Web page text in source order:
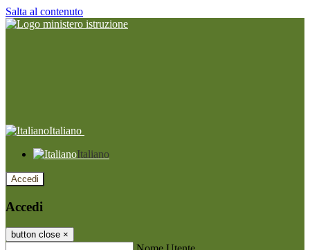
Salta al contenuto
Italiano
Italiano
Accedi
Accedi
button close ×